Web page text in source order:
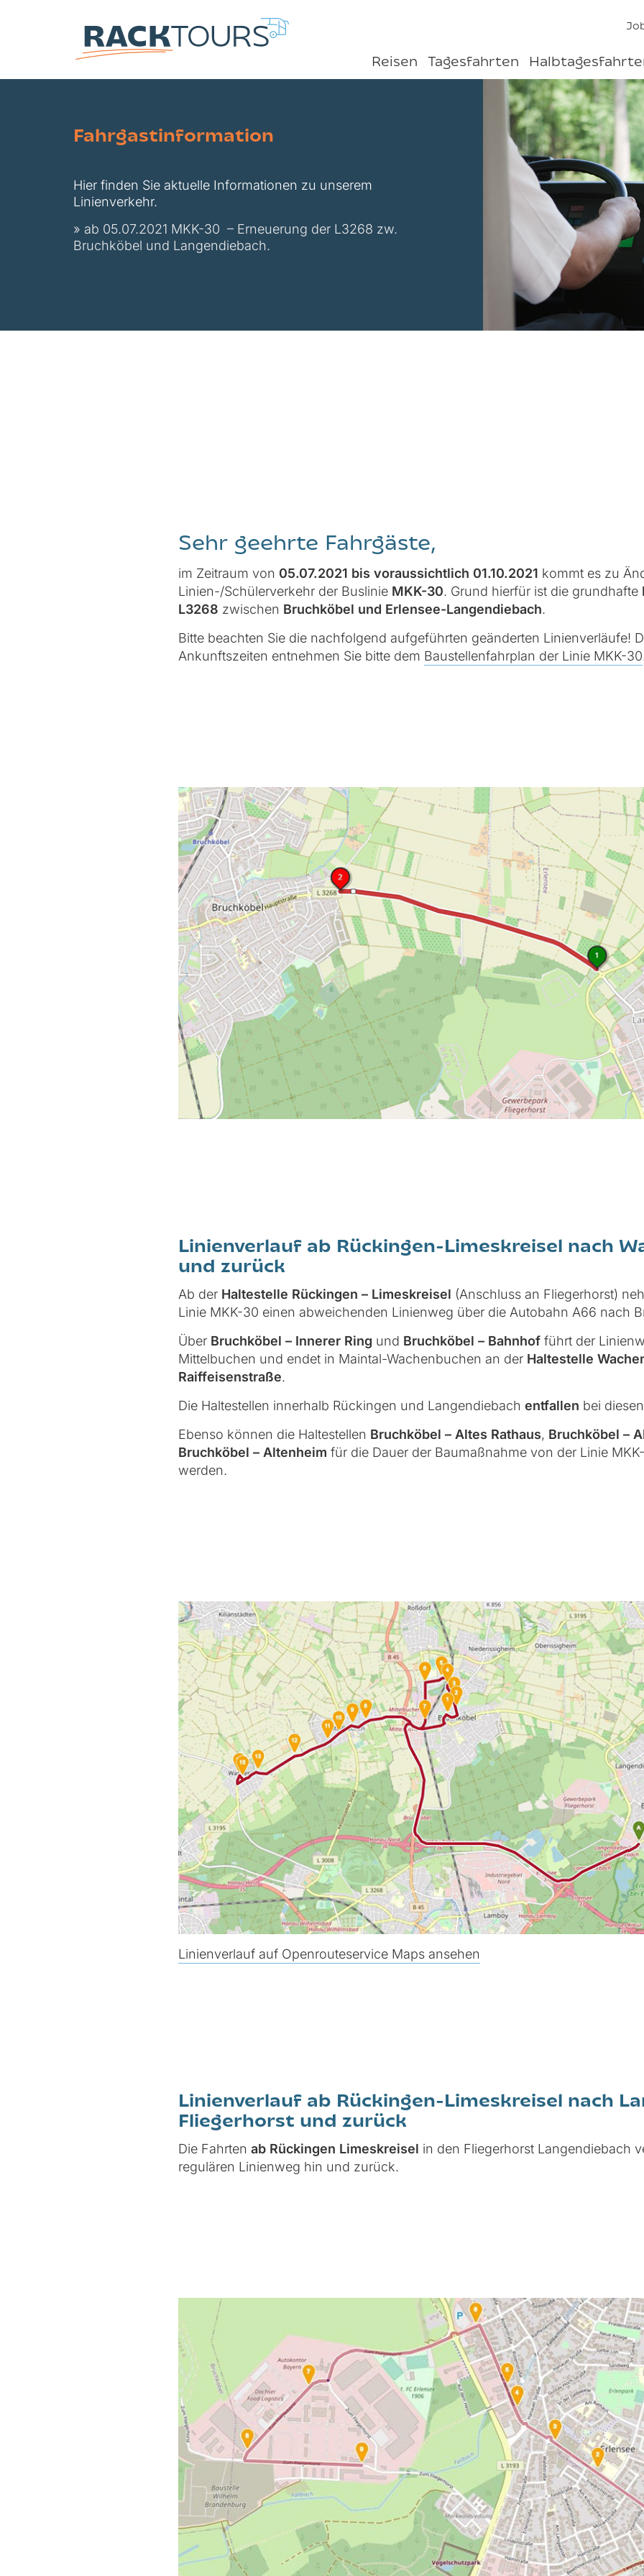
Reisen Tagesfahrten
Fahrgastinformation
Hier finden Sie aktuelle Informationen zu unserem
Linienverkehr.
» ab 05.07.2021 MKK-30 – Erneuerung der L3268 zw.
Bruchköbel und Langendiebach.
Sehr geehrte Fahrgäste,
im Zeitraum von 05.07.2021 bis voraussichtlich 01.10.2021 kommt es zu
Linien-/Schülerverkehr der Buslinie MKK-30. Grund hierfür ist die grundhafte
L3268 zwischen Bruchköbel und Erlensee-Langendiebach.
Bitte beachten Sie die nachfolgend aufgeführten geänderten Linienverläufe!
Ankunftszeiten entnehmen Sie bitte dem Baustellenfahrplan der Linie MKK-30
Linienverlauf ab Rückingen-Limeskreisel nach
und zurück
Ab der Haltestelle Rückingen – Limeskreisel (Anschluss an Fliegerhorst)
Linie MKK-30 einen abweichenden Linienweg über die Autobahn A66 nach
Über Bruchköbel – Innerer Ring und Bruchköbel – Bahnhof führt der
Mittelbuchen und endet in Maintal-Wachenbuchen an der Haltestelle
Raiffeisenstraße.
Die Haltestellen innerhalb Rückingen und Langendiebachentfallen bei
Ebenso können die Haltestellen Bruchköbel – Altes Rathaus, Bruchköbel –
Bruchköbel – Altenheim für die Dauer der Baumaßnahme von der Linie
werden.
Linienverlauf auf Openrouteservice Maps ansehen
Linienverlauf ab Rückingen-Limeskreisel nach
Fliegerhorst und zurück
Die Fahrtenab Rückingen Limeskreisel in den Fliegerhorst Langendiebach
regulären Linienweg hin und zurück.